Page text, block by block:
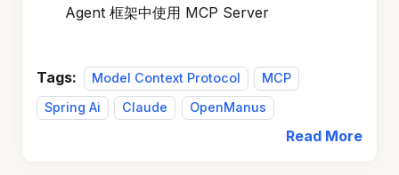
Agent 框架中使用 MCP Server
Tags: Model Context Protocol
MCP
Spring Ai
Claude OpenManus
Read More